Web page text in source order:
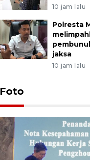
10 jam lalu
Polresta
jaksa
10 jam lalu
Foto